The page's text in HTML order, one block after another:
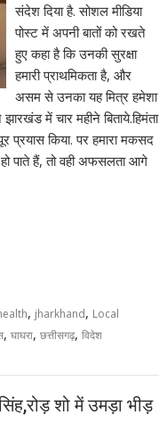
संदेश दिया है. सोशल मीडिया
पोस्ट में अपनी बातों को रखते
हुए कहा है कि उनकी सुरक्षा
हमारी प्राथमिकता है, और
असम से उनका यह मित्र हमेशा
में चार महीने बिताये.हिमंता
प्रयास किया. पर हमारा मकसद
पाते हैं, तो वही अफसलता आगे
, jharkhand, Local
,घाघरा,छत्तीसगढ़,विदेश
शो में उमड़ा भीड़